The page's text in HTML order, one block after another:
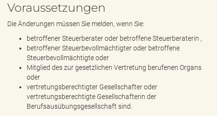
Voraussetzungen
Die Änderungen müssen Sie melden, wenn Sie:
betroffener Steuerberater oder betroffene Steuerberaterin ,
betroffener Steuerbevollmächtigter oder betroffene
Steuerbevollmächtigte oder
Mitglied des zur gesetzlichen Vertretung berufenen Organs
oder
vertretungsberechtigter Gesellschafter oder
vertretungsberechtigte Gesellschafterin der
Berufsausübungsgesellschaft sind.